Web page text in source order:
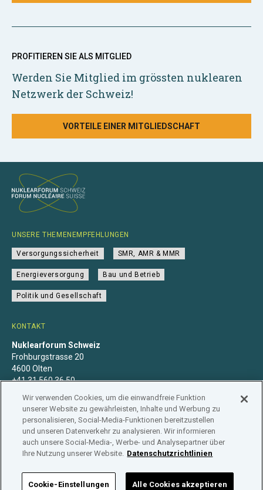
PROFITIEREN SIE ALS MITGLIED
Werden Sie Mitglied im grössten nuklearen
Netzwerk der Schweiz!
VORTEILE EINER MITGLIEDSCHAFT
KONTAKT
Nuklearforum Schweiz
Frohburgstrasse 20
4600 Olten
+41 31 560 36 50
UNSERE THEMENEMPFEHLUNGEN
Versorgungssicherheit SMR, AMR & MMR
Energieversorgung Bau und Betrieb
Politik und Gesellschaft
Datenschutzerklärung Impressum Mitgliedschaft
Branchenregister
Wir verwenden Cookies, um die einwandfreie Funktion
unserer Website zu gewährleisten, Inhalte und Werbung zu
personalisieren, Social-Media-Funktionen bereitzustellen
und unseren Datenverkehr zu analysieren. Wir informieren
auch unsere Social-Media-, Werbe- und Analysepartner über
Ihre Nutzung unserer Website. Datenschutzrichtlinien
Cookie-Einstellungen Alle Cookies akzeptieren